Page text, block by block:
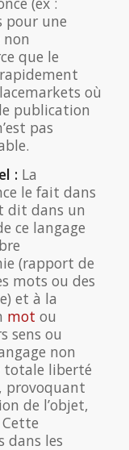
pour une
que le
où
publication
pas
: La
le fait dans
dit dans un
ce langage
(rapport de
mots ou des
et à la
mot ou
sens ou
non
totale liberté
provoquant
de l’objet,
dans les